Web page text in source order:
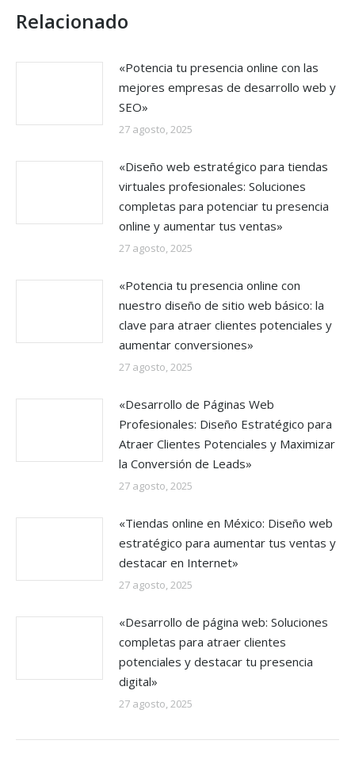
Relacionado
«Potencia tu presencia online con las
mejores empresas de desarrollo web y
SEO»
27 agosto, 2025
«Diseño web estratégico para tiendas
virtuales profesionales: Soluciones
completas para potenciar tu presencia
online y aumentar tus ventas»
27 agosto, 2025
«Potencia tu presencia online con
nuestro diseño de sitio web básico: la
clave para atraer clientes potenciales y
aumentar conversiones»
27 agosto, 2025
«Desarrollo de Páginas Web
Profesionales: Diseño Estratégico para
Atraer Clientes Potenciales y Maximizar
la Conversión de Leads»
27 agosto, 2025
«Tiendas online en México: Diseño web
estratégico para aumentar tus ventas y
destacar en Internet»
27 agosto, 2025
«Desarrollo de página web: Soluciones
completas para atraer clientes
potenciales y destacar tu presencia
digital»
27 agosto, 2025